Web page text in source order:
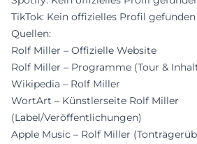
TikTok: Kein offizielles Profil gefunden
Quellen:
Rolf Miller – Offizielle Website
Rolf Miller – Programme (Tour &
Wikipedia – Rolf Miller
WortArt – Künstlerseite Rolf Miller
(Label/Veröffentlichungen)
Apple Music – Rolf Miller